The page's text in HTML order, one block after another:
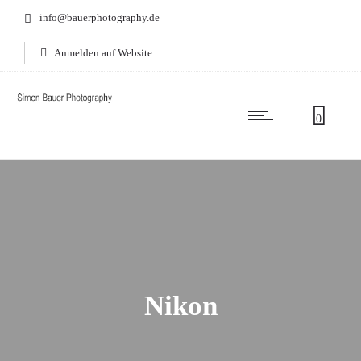
info@bauerphotography.de
Anmelden auf Website
0
Nikon